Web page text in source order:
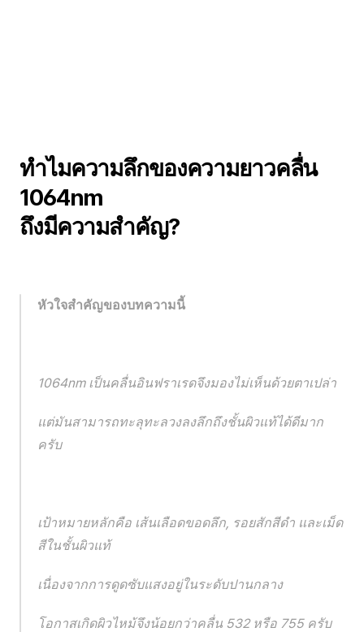
ทำไมความลึกของความยาวคลื่น
1064nm
ถึงมีความสำคัญ?
หัวใจสำคัญของบทความนี้
1064nm เป็นคลื่นอินฟราเรดจึงมองไม่เห็นด้วยตาเปล่า
แต่มันสามารถทะลุทะลวงลงลึกถึงชั้นผิวแท้ได้ดีมาก
ครับ
เป้าหมายหลักคือ เส้นเลือดขอดลึก, รอยสักสีดำ และเม็ด
สีในชั้นผิวแท้
เนื่องจากการดูดซับแสงอยู่ในระดับปานกลาง
โอกาสเกิดผิวไหม้จึงน้อยกว่าคลื่น 532 หรือ 755 ครับ